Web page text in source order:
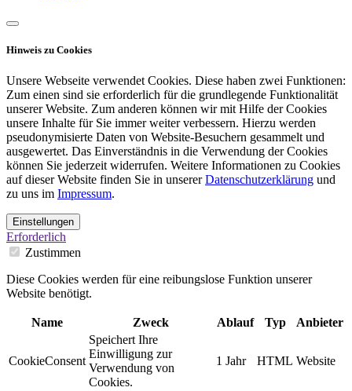
Hinweis zu Cookies
Unsere Webseite verwendet Cookies. Diese haben zwei Funktionen:
Zum einen sind sie erforderlich für die grundlegende Funktionalität
unserer Website. Zum anderen können wir mit Hilfe der Cookies
unsere Inhalte für Sie immer weiter verbessern. Hierzu werden
pseudonymisierte Daten von Website-Besuchern gesammelt und
ausgewertet. Das Einverständnis in die Verwendung der Cookies
können Sie jederzeit widerrufen. Weitere Informationen zu Cookies
auf dieser Website finden Sie in unsererDatenschutzerklärung und
zu uns im Impressum.
Einstellungen
Erforderlich
Zustimmen
Diese Cookies werden für eine reibungslose Funktion unserer
Website benötigt.
Name Zweck Ablauf Typ Anbieter
CookieConsent
Speichert Ihre
Einwilligung zur
Verwendung von
Cookies.
1 Jahr HTML Website